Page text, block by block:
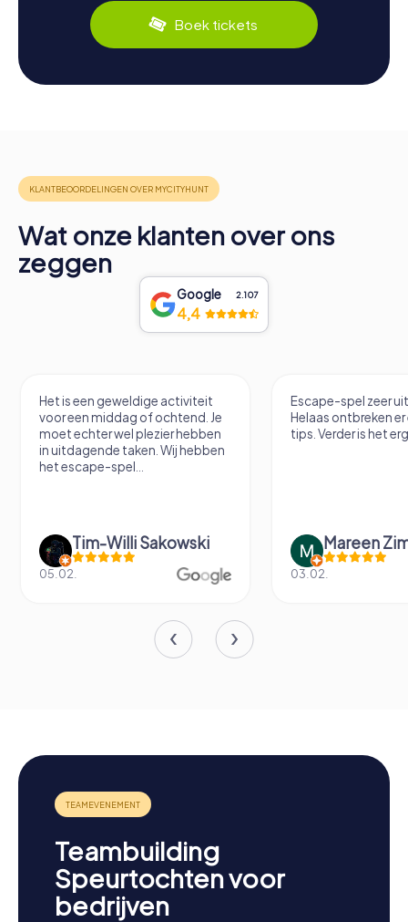
Boek tickets
Wat onze klanten over ons
zeggen
Google 2.107
4,4
Het is een geweldige activiteit
voor een middag of ochtend. Je
moet echter wel plezier hebben
in uitdagende taken. Wij hebben
het escape-spel...
Tim-Willi Sakowski
05.02.
Escape-spel zeer
Helaas ontbreken er
tips. Verder is het
Mareen
03.02.
Teambuilding
Speurtochten voor
bedrijven